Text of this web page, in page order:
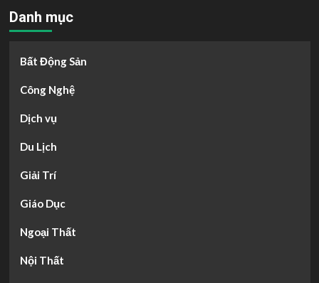
Danh mục
Bất Động Sản
Công Nghệ
Dịch vụ
Du Lịch
Giải Trí
Giáo Dục
Ngoại Thất
Nội Thất